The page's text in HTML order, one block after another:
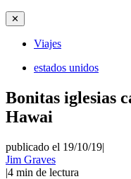
✕
Viajes
estados unidos
Bonitas iglesias
Hawai
publicado el 19/10/19|
Jim Graves
|4 min de lectura